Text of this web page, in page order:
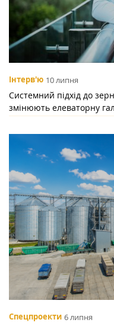
Інтерв'ю 10 липня
Системний підхід до
змінюють елеваторну
Спецпроекти 6 липня